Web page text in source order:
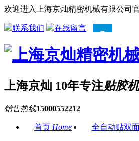
欢迎进入上海京灿精密机械有限公司官
联系我们 在线留言
上海京灿 10年专注贴胶机
销售热线15000552212
首页 Home 全自动贴双